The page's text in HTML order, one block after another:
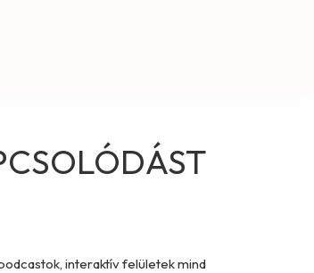
interaktív felületek mind